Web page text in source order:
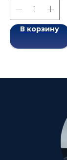
В корзину